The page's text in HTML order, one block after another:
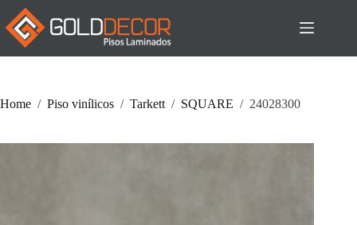
Pular
para
conteúdo
Home / Piso vinílicos / Tarkett / SQUARE / 24028300